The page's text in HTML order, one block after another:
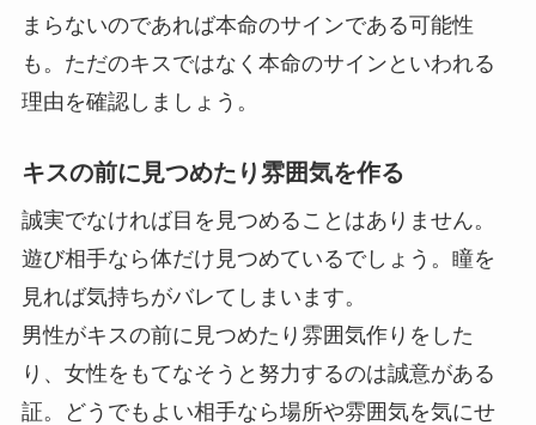
まらないのであれば本命のサインである可能性
も。ただのキスではなく本命のサインといわれる
理由を確認しましょう。
キスの前に見つめたり雰囲気を作る
誠実でなければ目を見つめることはありません。
遊び相手なら体だけ見つめているでしょう。瞳を
見れば気持ちがバレてしまいます。
男性がキスの前に見つめたり雰囲気作りをした
り、女性をもてなそうと努力するのは誠意がある
証。
どうでもよい相手なら場所や雰囲気を気にせ